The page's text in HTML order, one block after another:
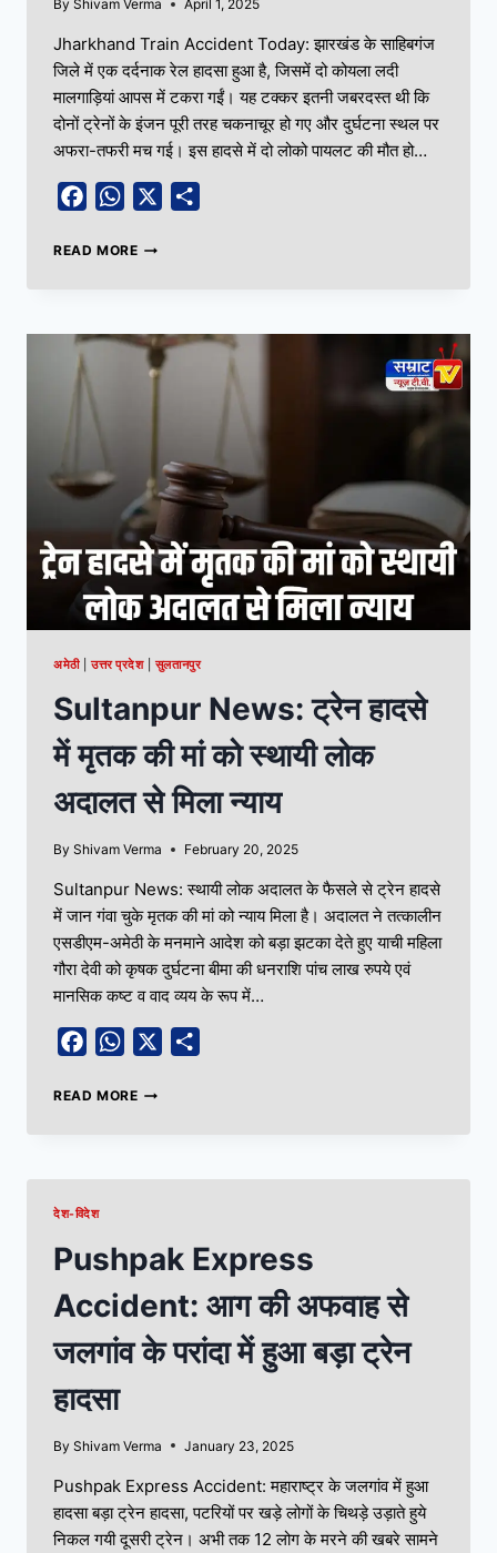
By Shivam Verma April 1, 2025
Jharkhand Train Accident Today: झारखंड के साहिबगंज
जिले में एक दर्दनाक रेल हादसा हुआ है, जिसमें दो कोयला लदी
मालगाड़ियां आपस में टकरा गईं। यह टक्कर इतनी जबरदस्त थी कि
दोनों ट्रेनों के इंजन पूरी तरह चकनाचूर हो गए और दुर्घटना स्थल पर
अफरा-तफरी मच गई। इस हादसे में दो लोको पायलट की मौत हो…
FacebookWhatsApp
READ MORE
अमेठी|उत्तर प्रदेश|सुलतानपुर
Sultanpur News: ट्रेन हादसे
में मृतक की मां को स्थायी लोक
अदालत से मिला न्याय
By Shivam Verma February 20, 2025
Sultanpur News: स्थायी लोक अदालत के फैसले से ट्रेन हादसे
में जान गंवा चुके मृतक की मां को न्याय मिला है। अदालत ने तत्कालीन
एसडीएम-अमेठी के मनमाने आदेश को बड़ा झटका देते हुए याची महिला
गौरा देवी को कृषक दुर्घटना बीमा की धनराशि पांच लाख रुपये एवं
मानसिक कष्ट व वाद व्यय के रूप में…
FacebookWhatsApp
READ MORE
देश-विदेश
Pushpak Express
Accident: आग की अफवाह से
जलगांव के परांदा में हुआ बड़ा ट्रेन
हादसा
By Shivam Verma January 23, 2025
Pushpak Express Accident: महाराष्ट्र के जलगांव में हुआ
हादसा बड़ा ट्रेन हादसा, पटरियों पर खड़े लोगों के चिथड़े उड़ाते हुये
निकल गयी दूसरी ट्रेन। अभी तक 12 लोग के मरने की खबरे सामने